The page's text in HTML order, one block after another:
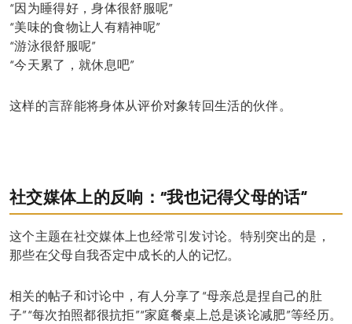
“因为睡得好，身体很舒服呢”
“美味的食物让人有精神呢”
“游泳很舒服呢”
“今天累了，就休息吧”
这样的言辞能将身体从评价对象转回生活的伙伴。
社交媒体上的反响：“我也记得父母的话”
这个主题在社交媒体上也经常引发讨论。特别突出的是，
那些在父母自我否定中成长的人的记忆。
相关的帖子和讨论中，有人分享了“母亲总是捏自己的肚
子”“每次拍照都很抗拒”“家庭餐桌上总是谈论减肥”等经历。